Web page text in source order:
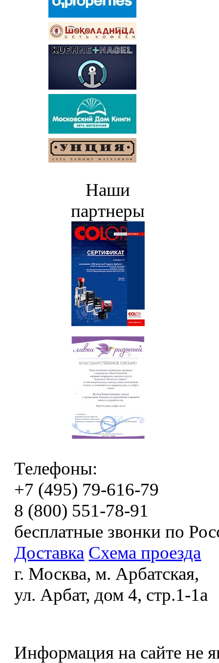
Наши
партнеры
Телефоны:
+7 (495) 79-616-79
8 (800) 551-78-91
бесплатные звонки по
Доставка Схема проезда
г. Москва, м. Арбатская,
ул. Арбат, дом 4, стр.1-1а
Информация на сайте не